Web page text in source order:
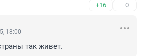
+16 –0
18:00
так живет.